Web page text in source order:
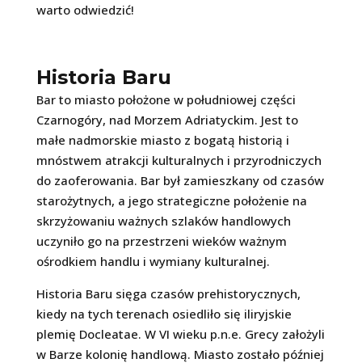
warto odwiedzić!
Historia Baru
Bar to miasto położone w południowej części
Czarnogóry, nad Morzem Adriatyckim. Jest to
małe nadmorskie miasto z bogatą historią i
mnóstwem atrakcji kulturalnych i przyrodniczych
do zaoferowania. Bar był zamieszkany od czasów
starożytnych, a jego strategiczne położenie na
skrzyżowaniu ważnych szlaków handlowych
uczyniło go na przestrzeni wieków ważnym
ośrodkiem handlu i wymiany kulturalnej.
Historia Baru sięga czasów prehistorycznych,
kiedy na tych terenach osiedliło się iliryjskie
plemię Docleatae. W VI wieku p.n.e. Grecy założyli
w Barze kolonię handlową. Miasto zostało później